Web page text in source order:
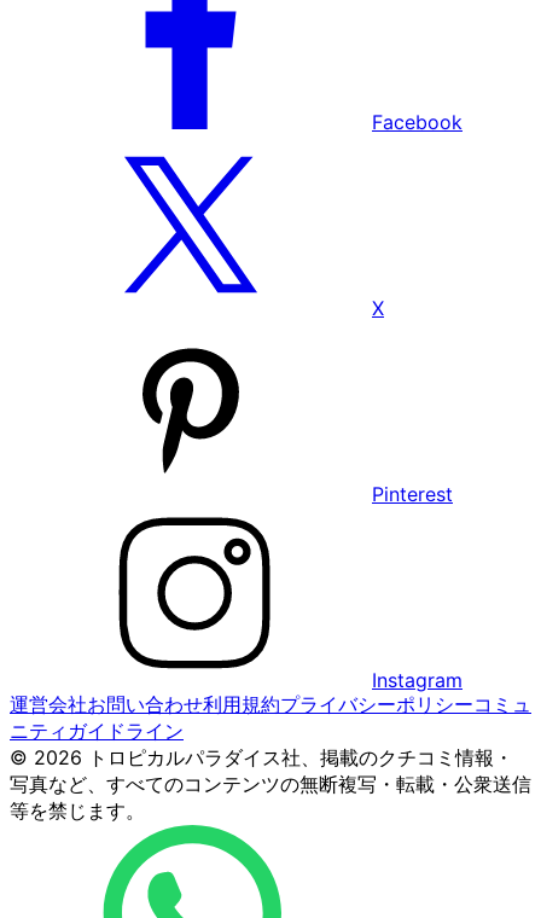
Facebook
X
Pinterest
Instagram
運営会社お問い合わせ利用規約プライバシーポリシーコミュ
ニティガイドライン
© 2026 トロピカルパラダイス社、掲載のクチコミ情報・
写真など、すべてのコンテンツの無断複写・転載・公衆送信
等を禁じます。